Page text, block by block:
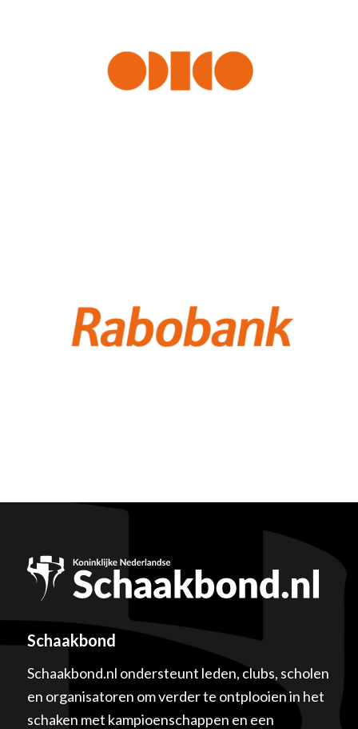
Schaakbond
Schaakbond.nl ondersteunt leden, clubs, scholen
en organisatoren om verder te ontplooien in het
schaken met kampioenschappen en een